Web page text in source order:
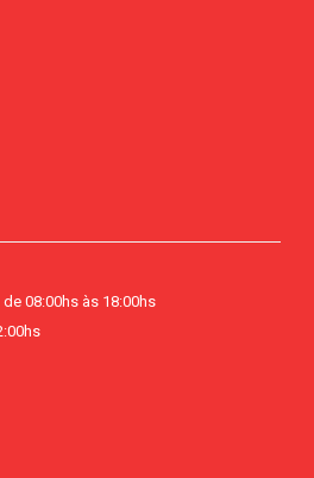
08:00hs às 18:00hs